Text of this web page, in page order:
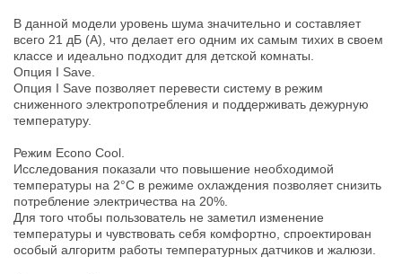
В данной модели уровень шума значительно и составляет
всего 21 дБ (А), что делает его одним их самым тихих в своем
классе и идеально подходит для детской комнаты.
Опция I Save.
Опция I Save позволяет перевести систему в режим
сниженного электропотребления и поддерживать дежурную
температуру.
Режим Econo Cool.
Исследования показали что повышение необходимой
температуры на 2°C в режиме охлаждения позволяет снизить
потребление электричества на 20%.
Для того чтобы пользователь не заметил изменение
температуры и чувствовать себя комфортно, спроектирован
особый алгоритм работы температурных датчиков и жалюзи.